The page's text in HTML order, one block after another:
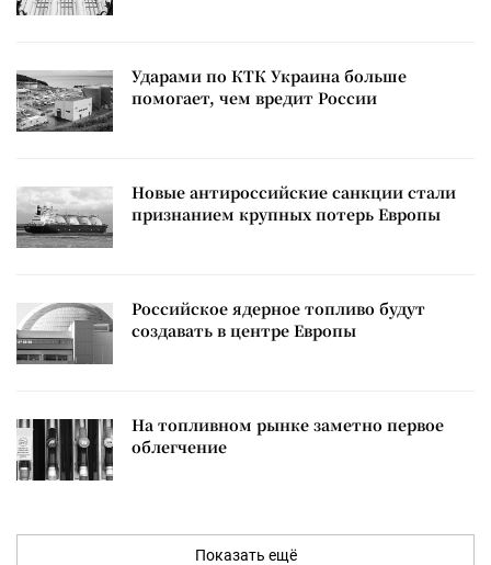
Ударами по КТК Украина больше
помогает, чем вредит России
Новые антироссийские санкции стали
признанием крупных потерь Европы
Российское ядерное топливо будут
создавать в центре Европы
На топливном рынке заметно первое
облегчение
Показать ещё